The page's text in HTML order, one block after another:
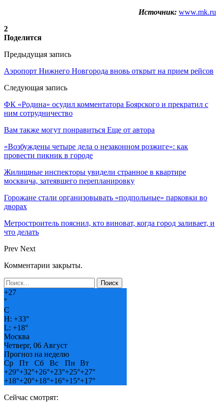
Источник: www.mk.ru
2
Поделится
Предыдущая запись
Аэропорт Нижнего Новгорода вновь открыт на прием рейсов
Следующая запись
ФК «Родина» осудил комментатора Боярского и прекратил с
ним сотрудничество
Вам также могут понравиться Еще от автора
«Возбуждены четыре дела о незаконном розжиге»: как
провести пикник в городе
Жилищные инспекторы увидели странное в квартире
москвича, затеявшего перепланировку
Горожане стали организовывать «подпольные» парковки во
дворах
Метростроитель пояснил, кто виноват, когда город заливает, и
что делать
Prev Next
Комментарии закрыты.
+27
°
C
H: +33°
L: +18°
Москва
Четверг, 06 Август
Прогноз на неделю
Ср
Пт Сб Вс Пн
Вт
+29°+32°+26°+23°+25°+27°
+18°+20°+18°+16°+15°+17°
Сейчас смотрят: